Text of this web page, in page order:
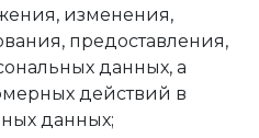
изменения,
предоставления,
данных, а
действий в
данных;